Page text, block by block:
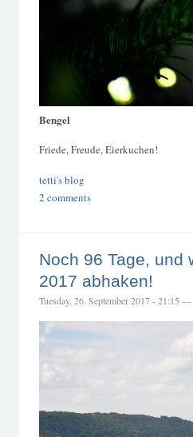
Bengel
Friede, Freude, Eierkuchen!
tetti's blog
2 comments
Noch 96 Tage, und
2017 abhaken!
Tuesday, 26. September 2017 - 21:15